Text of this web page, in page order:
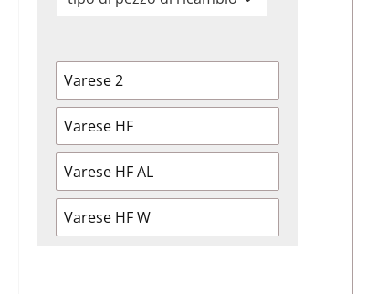
Varese 2
Varese HF
Varese HF AL
Varese HF W